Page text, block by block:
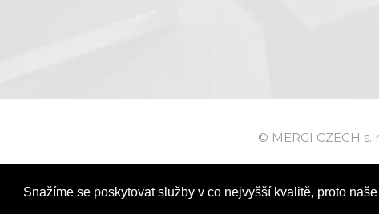
Snažíme se poskytovat služby v co nejvyšší kvalitě, proto
© MERGI CZECH s.